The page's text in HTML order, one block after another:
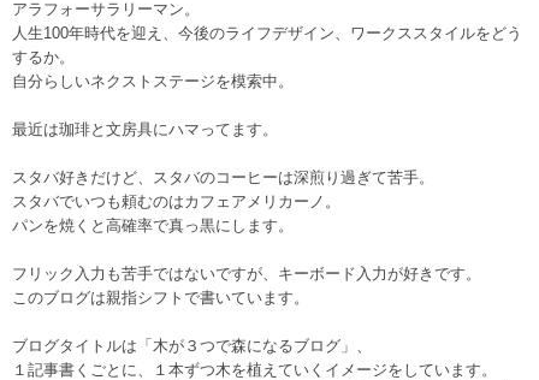
アラフォーサラリーマン。
人生100年時代を迎え、今後のライフデザイン、ワークススタイルをどう
するか。
自分らしいネクストステージを模索中。
最近は珈琲と文房具にハマってます。
スタバ好きだけど、スタバのコーヒーは深煎り過ぎて苦手。
スタバでいつも頼むのはカフェアメリカーノ。
パンを焼くと高確率で真っ黒にします。
フリック入力も苦手ではないですが、キーボード入力が好きです。
このブログは親指シフトで書いています。
ブログタイトルは「木が３つで森になるブログ」、
１記事書くごとに、１本ずつ木を植えていくイメージをしています。